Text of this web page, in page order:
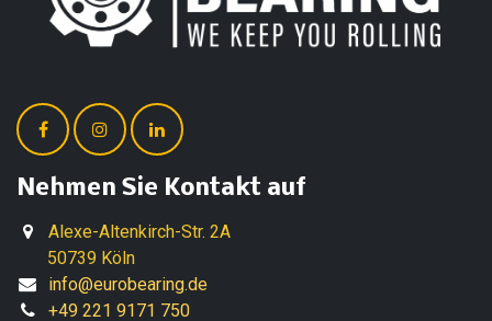
Nehmen Sie Kontakt auf
Alexe-Altenkirch-Str. 2A
50739 Köln
info@eurobearing.de
+49 221 9171 750